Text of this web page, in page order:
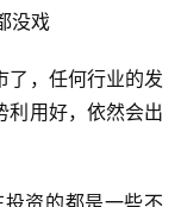
没戏
了，任何行业的发
利用好，依然会出